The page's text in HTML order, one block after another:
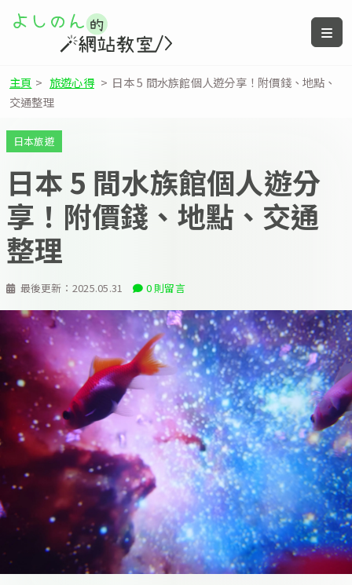
主頁 > 旅遊心得 > 日本 5 間水族館個人遊分享！附價錢、地點、
交通整理
最後更新： 2025.05.31 0 則留言
日本旅遊
日本 5 間水族館個人遊分
享！附價錢、地點、交通
整理